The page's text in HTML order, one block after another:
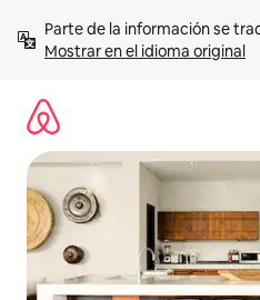
contenidoMostrar en el idioma original